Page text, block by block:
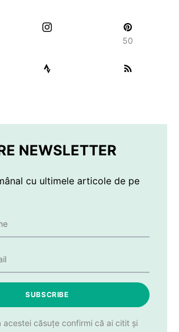
50
NEWSLETTER
cu ultimele articole de pe
SUBSCRIBE
acestei căsuțe confirmi că ai citit și